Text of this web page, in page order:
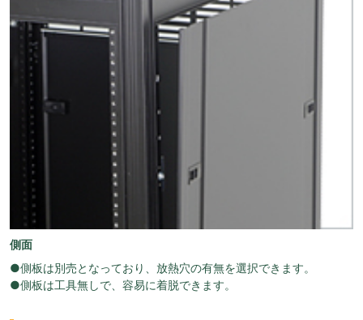
側面
●側板は別売となっており、放熱穴の有無を選択できます。
●側板は工具無しで、容易に着脱できます。